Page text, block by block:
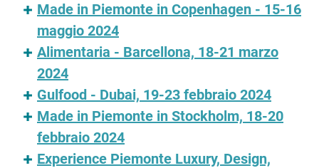
Made in Piemonte in Copenhagen - 15-16
maggio 2024
Alimentaria - Barcellona, 18-21 marzo
2024
Gulfood - Dubai, 19-23 febbraio 2024
Made in Piemonte in Stockholm, 18-20
febbraio 2024
Experience Piemonte Luxury, Design,